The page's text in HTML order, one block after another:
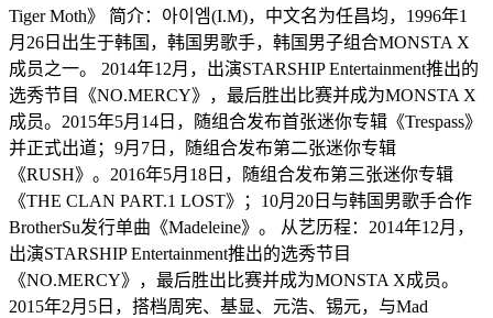
Tiger Moth》 简介：아이엠(I.M)，中文名为任昌均，1996年1
月26日出生于韩国，韩国男歌手，韩国男子组合MONSTA X
成员之一。 2014年12月，出演STARSHIP Entertainment推出的
选秀节目《NO.MERCY》，最后胜出比赛并成为MONSTA X
成员。2015年5月14日，随组合发布首张迷你专辑《Trespass》
并正式出道；9月7日，随组合发布第二张迷你专辑
《RUSH》。2016年5月18日，随组合发布第三张迷你专辑
《THE CLAN PART.1 LOST》；10月20日与韩国男歌手合作
BrotherSu发行单曲《Madeleine》。 从艺历程：2014年12月，
出演STARSHIP Entertainment推出的选秀节目
《NO.MERCY》，最后胜出比赛并成为MONSTA X成员。
2015年2月5日，搭档周宪、基显、元浩、锡元，与Mad